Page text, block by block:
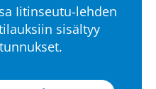
Iitinseutu-lehden
sisältyy